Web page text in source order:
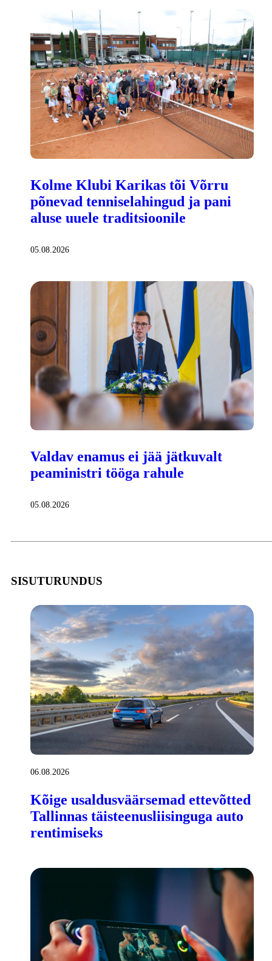
Kolme Klubi Karikas tõi Võrru
põnevad tenniselahingud ja pani
aluse uuele traditsioonile
05.08.2026
Valdav enamus ei jää jätkuvalt
peaministri tööga rahule
05.08.2026
SISUTURUNDUS
06.08.2026
Kõige usaldusväärsemad ettevõtted
Tallinnas täisteenusliisinguga auto
rentimiseks